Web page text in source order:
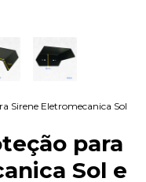
Sirene Eletromecanica Sol
para
Sol e